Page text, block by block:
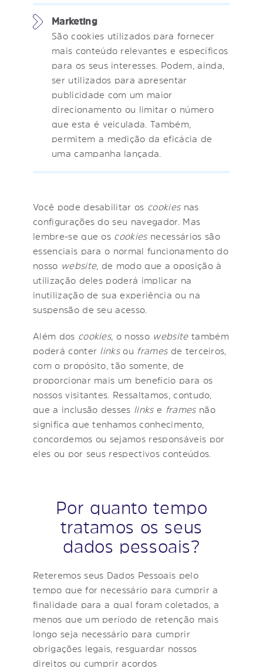
Marketing
São cookies utilizados para fornecer
mais conteúdo relevantes e específicos
para os seus interesses. Podem, ainda,
ser utilizados para apresentar
publicidade com um maior
direcionamento ou limitar o número
que esta é veiculada. Também,
permitem a medição da eficácia de
uma campanha lançada.
Você pode desabilitar os cookiesnas
configurações do seu navegador. Mas
lembre-se que os cookiesnecessários são
essenciais para o normal funcionamento do
nosso website, de modo que a oposição à
utilização deles poderá implicar na
inutilização de sua experiência ou na
suspensão de seu acesso.
Além dos cookies, o nosso websitetambém
poderá conter linksou framesde terceiros,
com o propósito, tão somente, de
proporcionar mais um benefício para os
nossos visitantes. Ressaltamos, contudo,
que a inclusão desses linkse framesnão
significa que tenhamos conhecimento,
concordemos ou sejamos responsáveis por
eles ou por seus respectivos conteúdos.
Por quanto tempo
tratamos os seus
dados pessoais?
Reteremos seus Dados Pessoais pelo
tempo que for necessário para cumprir a
finalidade para a qual foram coletados, a
menos que um período de retenção mais
longo seja necessário para cumprir
obrigações legais, resguardar nossos
direitos ou cumprir acordos